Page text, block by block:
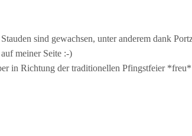
sind gewachsen, unter anderem dank
meiner Seite :-)
in Richtung der traditionellen Pfingstfeier